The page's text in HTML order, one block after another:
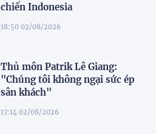
chiến Indonesia
18:50 02/08/2026
Thủ môn Patrik Lê Giang:
"Chúng tôi không ngại sức ép
sân khách"
17:14 02/08/2026